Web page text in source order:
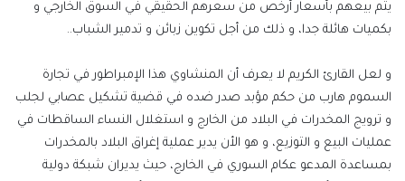
يتم بيعهم بأسعار أرخص من سعرهم الحقيقي في السوق الخارجي و
بكميات هائلة جدا، و ذلك من أجل تكوين زبائن و تدمير الشباب..
و لعل القارئ الكريم لا يعرف أن المنشاوي هذا الإمبراطور في تجارة
السموم هارب من حكم مؤبد صدر ضده في قضية تشكيل عصابي لجلب
و ترويج المخدرات في البلاد من الخارج و استغلال النساء الساقطات في
عمليات البيع و التوزيع، و هو الأن يدير عملية إغراق البلاد بالمخدرات
بمساعدة المدعو عكام السوري في الخارج، حيث يديران شبكة دولية